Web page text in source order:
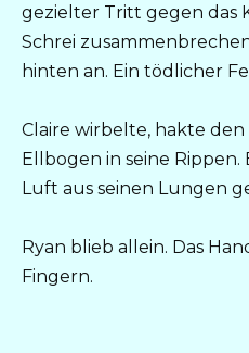
gezielter Tritt gegen das
Schrei
hinten an. Ein tödlicher
Claire wirbelte, hakte den
Ellbogen in seine Rippen.
Luft aus seinen Lungen
Ryan blieb allein. Das
Fingern.